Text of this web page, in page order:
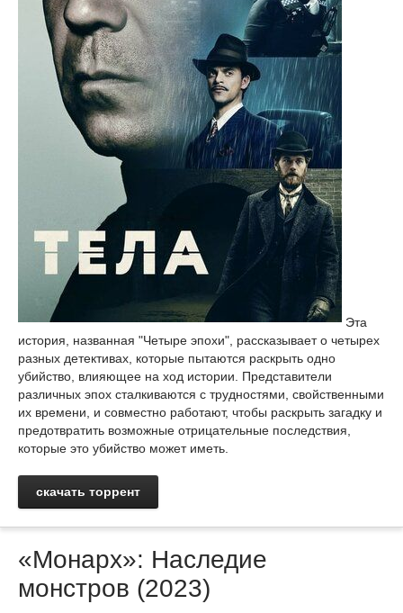
Эта
история, названная "Четыре эпохи", рассказывает о четырех
разных детективах, которые пытаются раскрыть одно
убийство, влияющее на ход истории. Представители
различных эпох сталкиваются с трудностями, свойственными
их времени, и совместно работают, чтобы раскрыть загадку и
предотвратить возможные отрицательные последствия,
которые это убийство может иметь.
скачать торрент
«Монарх»: Наследие
монстров (2023)